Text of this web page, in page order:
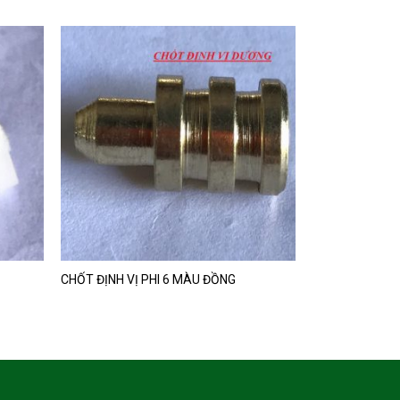
CHỐT ĐỊNH VỊ PHI 6 MÀU ĐỒNG